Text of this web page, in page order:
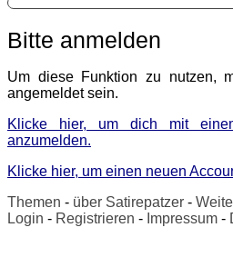
Bitte anmelden
Um diese Funktion zu nutzen,
angemeldet sein.
Klicke hier, um dich mit
anzumelden.
Klicke hier, um einen neuen
Themen - über Satirepatzer -
Login - Registrieren - Impressum -